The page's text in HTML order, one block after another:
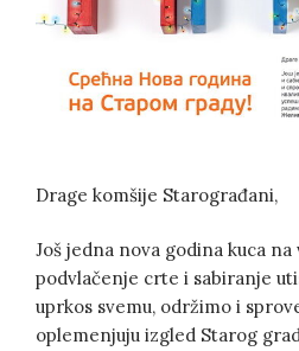
Drage komšije Starograđani,
Još jedna nova godina kuca
podvlačenje crte i sabiranje
uprkos svemu, održimo i
oplemenjuju izgled Starog